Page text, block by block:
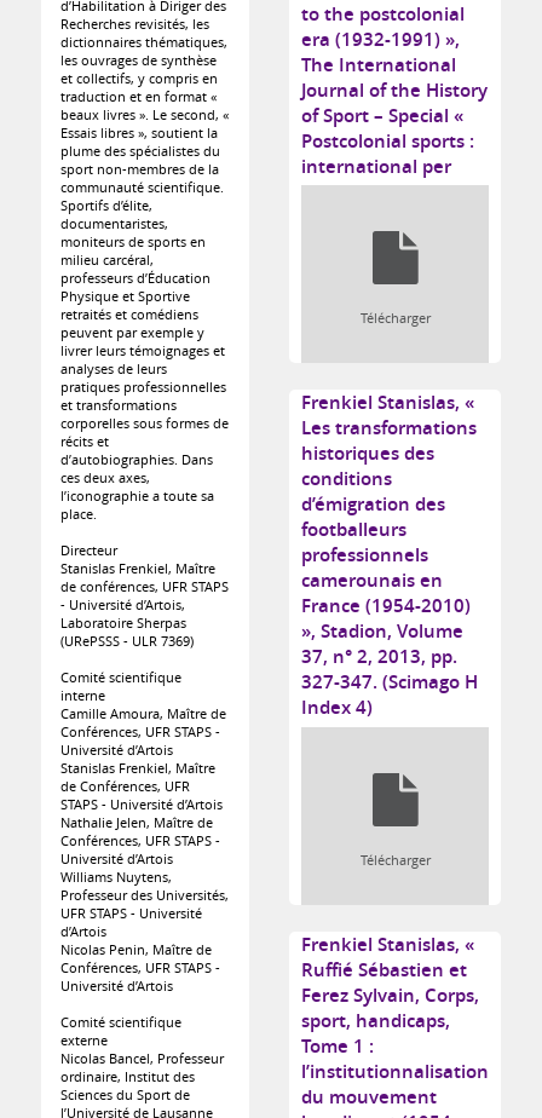
d’Habilitation à Diriger des
Recherches revisités, les
dictionnaires thématiques,
les ouvrages de synthèse
et collectifs, y compris en
traduction et en format «
beaux livres ». Le second, «
Essais libres », soutient la
plume des spécialistes du
sport non-membres de la
communauté scientifique.
Sportifs d’élite,
documentaristes,
moniteurs de sports en
milieu carcéral,
professeurs d’Éducation
Physique et Sportive
retraités et comédiens
peuvent par exemple y
livrer leurs témoignages et
analyses de leurs
pratiques professionnelles
et transformations
corporelles sous formes de
récits et
d’autobiographies. Dans
ces deux axes,
l’iconographie a toute sa
place.
Directeur
Stanislas Frenkiel, Maître
de conférences, UFR STAPS
- Université d’Artois,
Laboratoire Sherpas
(URePSSS - ULR 7369)
Comité scientifique
interne
Camille Amoura, Maître de
Conférences, UFR STAPS -
Université d’Artois
Stanislas Frenkiel, Maître
de Conférences, UFR
STAPS - Université d’Artois
Nathalie Jelen, Maître de
Conférences, UFR STAPS -
Université d’Artois
Williams Nuytens,
Professeur des Universités,
UFR STAPS - Université
d’Artois
Nicolas Penin, Maître de
Conférences, UFR STAPS -
Université d’Artois
Comité scientifique
externe
Nicolas Bancel, Professeur
ordinaire, Institut des
Sciences du Sport de
l’Université de Lausanne
to the postcolonial
era (1932-1991) »,
The International
Journal of the History
of Sport – Special «
Postcolonial sports :
international per
Télécharger
Frenkiel Stanislas, «
Les transformations
historiques des
conditions
d’émigration des
footballeurs
professionnels
camerounais en
France (1954-2010)
», Stadion, Volume
37, n° 2, 2013, pp.
327-347. (Scimago H
Index 4)
Télécharger
Frenkiel Stanislas, «
Ruffié Sébastien et
Ferez Sylvain, Corps,
sport, handicaps,
Tome 1 :
l’institutionnalisation
du mouvement